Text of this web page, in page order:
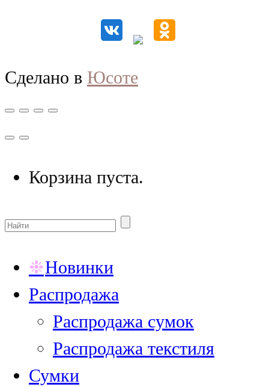
Сделано в Юсоте
Корзина пуста.
Новинки
Распродажа
Распродажа сумок
Распродажа текстиля
Сумки